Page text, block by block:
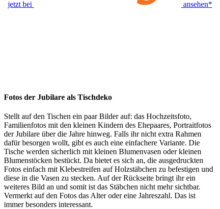
jetzt bei ansehen*
Fotos der Jubilare als Tischdeko
Stellt auf den Tischen ein paar Bilder auf: das Hochzeitsfoto,
Familienfotos mit den kleinen Kindern des Ehepaares, Portraitfotos
der Jubilare über die Jahre hinweg. Falls ihr nicht extra Rahmen
dafür besorgen wollt, gibt es auch eine einfachere Variante. Die
Tische werden sicherlich mit kleinen Blumenvasen oder kleinen
Blumenstöcken bestückt. Da bietet es sich an, die ausgedruckten
Fotos einfach mit Klebestreifen auf Holzstäbchen zu befestigen und
diese in die Vasen zu stecken. Auf der Rückseite bringt ihr ein
weiteres Bild an und somit ist das Stäbchen nicht mehr sichtbar.
Vermerkt auf den Fotos das Alter oder eine Jahreszahl. Das ist
immer besonders interessant.